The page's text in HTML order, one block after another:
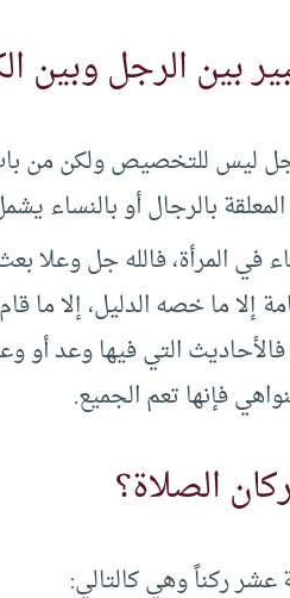
بين الرجل وبين
ليس للتخصيص ولكن من
بالرجال أو بالنساء
في المرأة، فالله جل وعلا
إلا ما خصه الدليل، إلا
التي فيها وعد أو
فإنها تعم الجميع.
الصلاة؟
عشر ركناً وهي كالتالي: